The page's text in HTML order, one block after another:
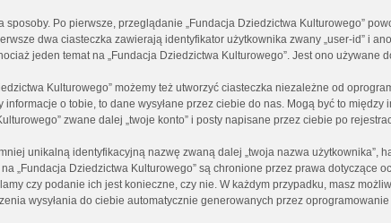
sposoby. Po pierwsze, przeglądanie „Fundacja Dziedzictwa Kulturowego”
dwa ciasteczka zawierają identyfikator użytkownika zwany „user-id” i
jeden temat na „Fundacja Dziedzictwa Kulturowego”. Jest ono
Kulturowego” możemy też utworzyć ciasteczka niezależne od
o tobie, to dane wysyłane przez ciebie do nas. Mogą być to
zwane dalej „twoje konto” i posty napisane przez ciebie po
unikalną identyfikacyjną nazwę zwaną dalej „twoja nazwa użytkownika”,
„Fundacja Dziedzictwa Kulturowego” są chronione przez prawa
czy podanie ich jest konieczne, czy nie. W każdym przypadku, masz
wysyłania do ciebie automatycznie generowanych przez